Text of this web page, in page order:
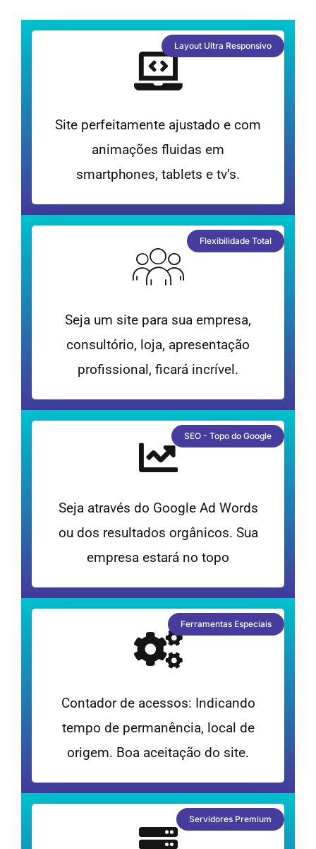
Layout Ultra Responsivo
Site perfeitamente ajustado e com
animações fluidas em
smartphones, tablets e tv’s.
Flexibilidade Total
Seja um site para sua empresa,
consultório, loja, apresentação
profissional, ficará incrível.
SEO - Topo do Google
Seja através do Google Ad Words
ou dos resultados orgânicos. Sua
empresa estará no topo
Ferramentas Especiais
Contador de acessos: Indicando
tempo de permanência, local de
origem. Boa aceitação do site.
Servidores Premium